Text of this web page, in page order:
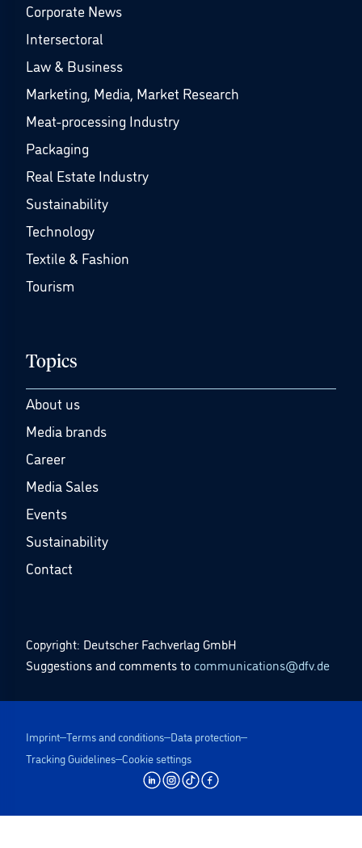
Corporate News
Intersectoral
Law & Business
Marketing, Media, Market Research
Meat-processing Industry
Packaging
Real Estate Industry
Sustainability
Technology
Textile & Fashion
Tourism
Topics
About us
Media brands
Career
Media Sales
Events
Sustainability
Contact
Copyright: Deutscher Fachverlag GmbH
Suggestions and comments to communications@dfv.de
Imprint Terms and conditions Data protection
Tracking Guidelines Cookie settings